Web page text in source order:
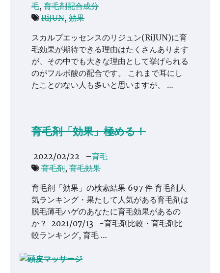
毛, 育毛剤配合成分
RiJUN, 効果
スカルプエッセンスのリジュン(RiJUN)に育
毛効果が期待できる理由はたくさんあります
が、その中でも大きな理由として挙げられる
のがフルボ酸の配合です。 これまで耳にし
たことのない人も多いと思いますが、 …
育毛剤「効果」極める！
2022/02/22 –育毛
育毛剤, 育毛効果
育毛剤「効果」の検索結果 697 件 育毛剤人
気ランキング・果たして人気がある育毛剤は
脱毛薄毛ハゲのあなたに育毛効果があるの
か？ 2021/07/13 -育毛剤比較・育毛剤比
較ランキング, 育毛 …